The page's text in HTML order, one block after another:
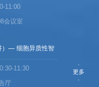
Testing, Design,
the Post-digital
11:00
会议室
）— 细胞异质性智
11:30
厅
·
更多
·